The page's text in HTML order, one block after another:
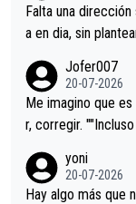
Falta una
a en dia, sin
Minguez, Velez
tristes sin victorias.
Jofer007
20-07-2026
Me imagino que
r, corregir.
permaneció
a que era capaz
yoni
20-07-2026
Hay algo más que